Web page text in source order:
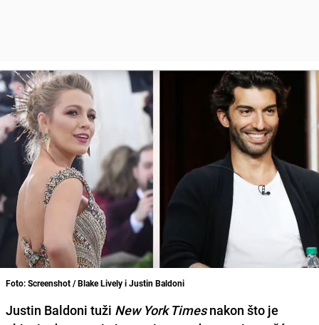
Foto: Screenshot / Blake Lively i Justin Baldoni
Justin Baldoni tuži New York Timesnakon što je